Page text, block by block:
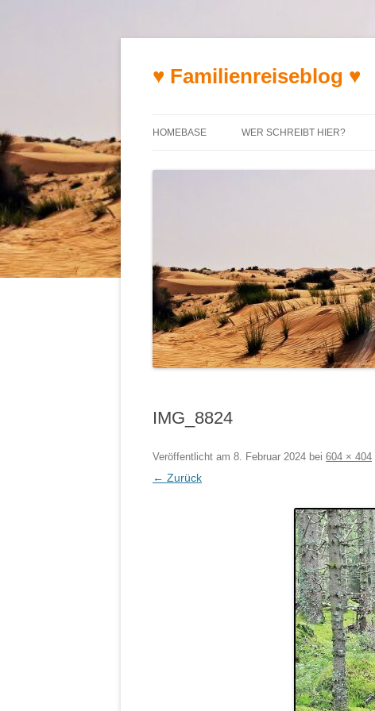
♥ Familienreiseblog ♥
HOMEBASE WER SCHREIBT HIER?
IMG_8824
Veröffentlicht am 8. Februar 2024 bei 604 × 404
← Zurück